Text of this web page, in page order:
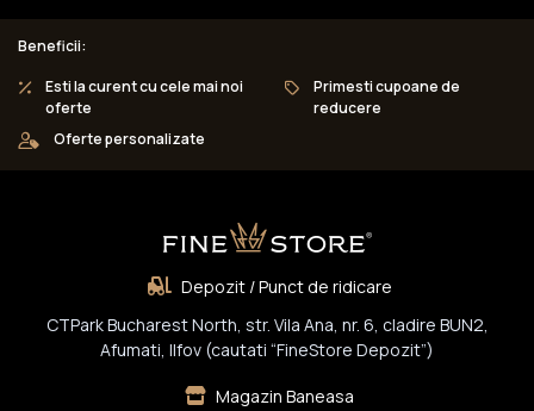
Beneficii:
Esti la curent cu cele mai noi
oferte
Primesti cupoane de
reducere
Oferte personalizate
Depozit / Punct de ridicare
CTPark Bucharest North, str. Vila Ana, nr. 6, cladire BUN2,
Afumati, Ilfov (cautati “FineStore Depozit”)
Magazin Baneasa